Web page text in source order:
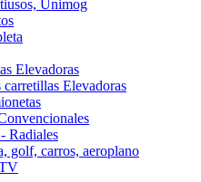
Unimog
Elevadoras
carretillas Elevadoras
Radiales
golf, carros, aeroplano